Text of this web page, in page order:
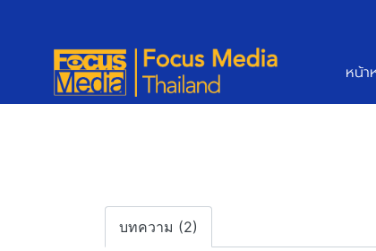
หน้า
บทความ (2)